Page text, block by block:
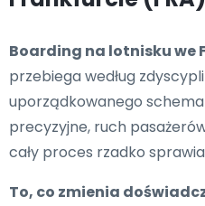
Boarding na lotnisku we
przebiega według
uporządkowanego
precyzyjne, ruch
cały proces rzadko
To, co zmienia